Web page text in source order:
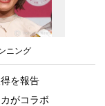
ニング
を報告
がコラボ